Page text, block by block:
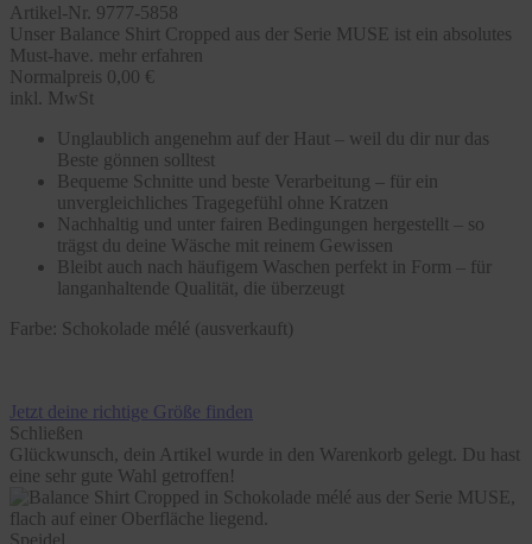
Artikel-Nr. 9777-5858
Unser Balance Shirt Cropped aus der Serie MUSE ist ein absolutes
Must-have. mehr erfahren
Normalpreis 0,00 €
inkl. MwSt
Unglaublich angenehm auf der Haut – weil du dir nur das
Beste gönnen solltest
Bequeme Schnitte und beste Verarbeitung – für ein
unvergleichliches Tragegefühl ohne Kratzen
Nachhaltig und unter fairen Bedingungen hergestellt – so
trägst du deine Wäsche mit reinem Gewissen
Bleibt auch nach häufigem Waschen perfekt in Form – für
langanhaltende Qualität, die überzeugt
Farbe: Schokolade mélé (ausverkauft)
Jetzt deine richtige Größe finden
Schließen
Glückwunsch, dein Artikel wurde in den Warenkorb gelegt. Du hast
eine sehr gute Wahl getroffen!
Speidel